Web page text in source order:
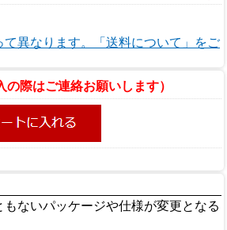
異なります。「送料について」をご
際はご連絡お願いします）
ないパッケージや仕様が変更となる